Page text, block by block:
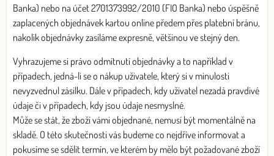
Banka) nebo na účet 2701373992/2010 (FIO Banka) nebo úspěšně
zaplacených objednávek kartou online předem přes platební bránu,
nakolik objednávky zasíláme expresně, většinou ve stejný den.
Vyhrazujeme si právo odmítnutí objednávky a to například v
případech, jedná-li se o nákup uživatele, který si v minulosti
nevyzvednul zásilku. Dále v případech, kdy uživatel nezadá pravdivé
údaje či v případech, kdy jsou údaje nesmyslné.
Může se stát, že zboží vámi objednané, nemusí být momentálně na
skladě. O této skutečnosti vás budeme co nejdříve informovat a
pokusíme se sdělit termín, ve kterém by mělo být požadované zboží